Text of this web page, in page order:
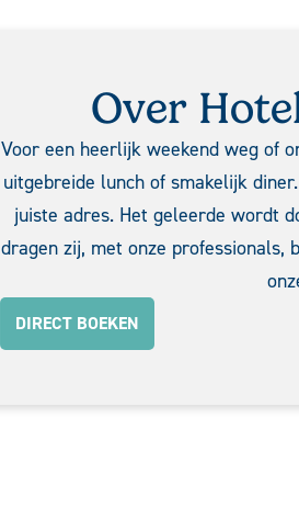
Over
Voor een heerlijk weekend weg of
uitgebreide lunch of smakelijk
juiste adres. Het geleerde wordt
dragen zij, met onze professionals,
DIRECT BOEKEN